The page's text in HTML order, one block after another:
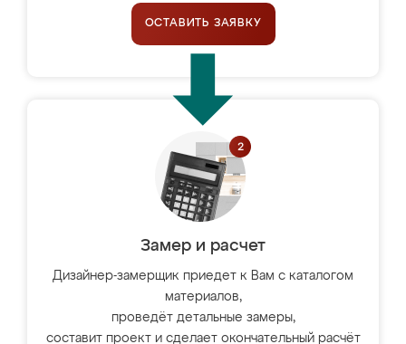
ОСТАВИТЬ ЗАЯВКУ
Замер и расчет
Дизайнер-замерщик приедет к Вам с каталогом
материалов,
проведёт детальные замеры,
составит проект и сделает окончательный расчёт